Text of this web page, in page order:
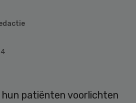
patiënten voorlichten